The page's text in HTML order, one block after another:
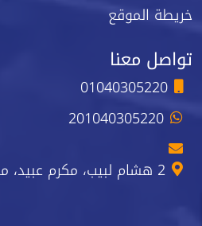
خريطة الموقع
تواصل معنا
01040305220
201040305220
2 هشام لبيب، مكرم عبيد، مدينة نصر